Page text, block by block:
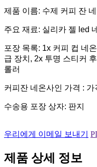
제품 이름: 수제 커피 잔
주요 재료: 실리카 젤 led
포장 목록: 1x 커피 컵 네
급 장치, 2x 투명 스티커
롤러
커피잔 네온사인 가격 : 가
수송용 포장 상자: 판지
우리에게 이메일 보내기
제품 상세 정보